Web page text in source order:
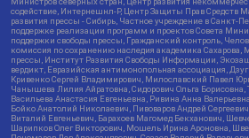
содействие, Интернешнл-Р, Центр Защиты Прав Средств
развития прессы - Сибирь, Частное учреждение в Санкт-
поддержке реализации программ и проектов Совета
поддержки свободы прессы, Гражданский контроль,
комиссия по сохранению наследия академика Сахарова,
прессы, Институт Развития Свободы Информации,
вердикт, Евразийская антимонопольная ассоциация,
Кривенко Сергей Владимирович, Милославский Павел
Чанышева Лилия Айратовна, Сидорович Ольга Борисовна,
Васильева Анастасия Евгеньевна, Ривина Анна
Бойко Анатолий Николаевич, Пивоваров Андрей
Виталий Евгеньевич, Барахоев Магомед Бекханович,
Шарипков Олег Викторович, Мошель Ирина Ароновна,